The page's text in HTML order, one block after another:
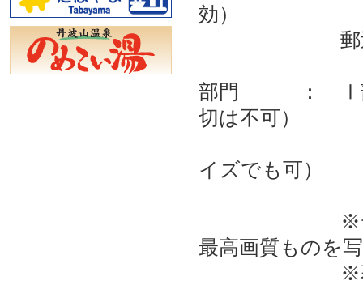
効）
郵送 もし
部門 ： Ⅰ部
切は不可）
イズでも可）
※デジタル
最高画質ものを
※著しい加